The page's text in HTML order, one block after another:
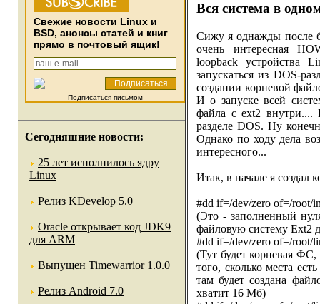
Cвежие новости Linux и
BSD, анонсы статей и книг
прямо в почтовый ящик!
Подписаться письмом
Сегодняшние новости:
25 лет исполнилось ядру
Linux
Релиз KDevelop 5.0
Oracle открывает код JDK9
для ARM
Выпущен Timewarrior 1.0.0
Релиз Android 7.0
Вся система в
Сижу я однажды после
очень интересная
loopback устройства
запускаться из DOS-
создании корневой
И о запуске всей
файла с ext2 внутри....
разделе DOS. Ну
Однако по ходу дела
интересного...
Итак, в начале я создал
#dd if=/dev/zero of=/root/
(Это - заполненный
файловую систему Ext2
#dd if=/dev/zero of=/root/
(Тут будет корневая
того, сколько места
там будет создана
хватит 16 Мб)